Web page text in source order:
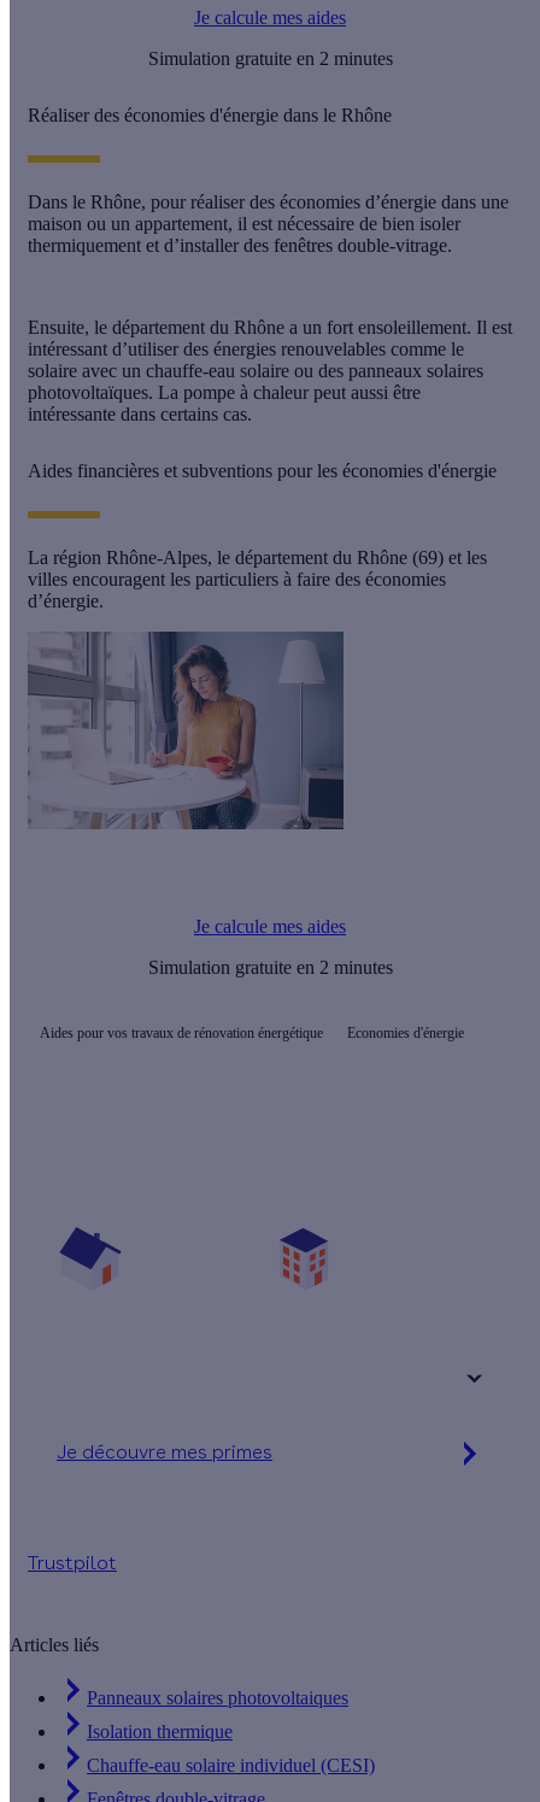
Je calcule mes aides
Simulation gratuite en 2 minutes
Réaliser des économies d'énergie dans le Rhône
Dans le Rhône, pour réaliser des économies d’énergie dans une
maison ou un appartement, il est nécessaire de bien isoler
thermiquement et d’installer des fenêtres double-vitrage.
Ensuite, le département du Rhône a un fort ensoleillement. Il est
intéressant d’utiliser des énergies renouvelables comme le
solaire avec un chauffe-eau solaire ou des panneaux solaires
photovoltaïques. La pompe à chaleur peut aussi être
intéressante dans certains cas.
Aides financières et subventions pour les économies d'énergie
La région Rhône-Alpes, le département du Rhône (69) et les
villes encouragent les particuliers à faire des économies
d’énergie.
Je calcule mes aides
Simulation gratuite en 2 minutes
Aides pour vos travaux de rénovation énergétique Economies d'énergie
Je découvre mes primes
Trustpilot
Articles liés
Panneaux solaires photovoltaiques
Isolation thermique
Chauffe-eau solaire individuel (CESI)